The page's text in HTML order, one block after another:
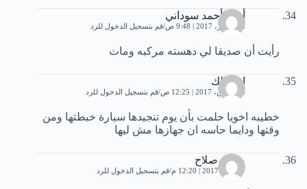
أيمن أحمد سوداني
13 فبراير، 2017 | 9:48 ص قم بتسجيل الدخول للرد
رأيت أن صديقا لي دهسته مركبه ومات
ام مالك
28 مارس، 2017 | 12:25 ص قم بتسجيل الدخول للرد
خطيبه اخويا حلمت بأن يوم تنجيدها سيارة خبطتها ومن
وقتها ودايما حاسه ان جهازها مش ليها
محمد صلاح
7 أبريل، 2017 | 12:20 م قم بتسجيل الدخول للرد